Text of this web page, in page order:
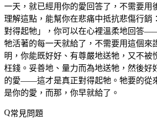
一天，就已經用你的愛回答了，不需要用
理解這點，能幫你在悲痛中抵抗悲傷行銷
對得起牠」，你可以在心裡溫柔地回答
牠活著的每一天就給了，不需要用這個來
明，你能既好好、有尊嚴地送牠，又不被
枉錢。妥善地、量力而為地送牠，然後好
的愛——這才是真正對得起牠。牠要的從
是你的愛，而那，你早就給了。
常見問題